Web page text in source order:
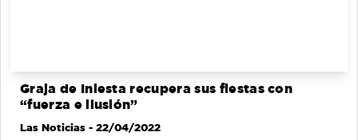
Graja de Iniesta recupera sus fiestas con
“fuerza e ilusión”
Las Noticias - 22/04/2022